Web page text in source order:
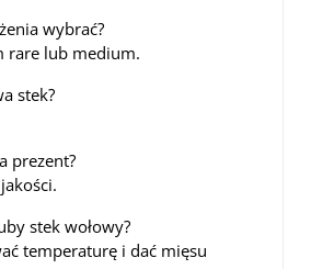
wybrać?
rare lub medium.
stek?
prezent?
stek wołowy?
temperaturę i dać mięsu